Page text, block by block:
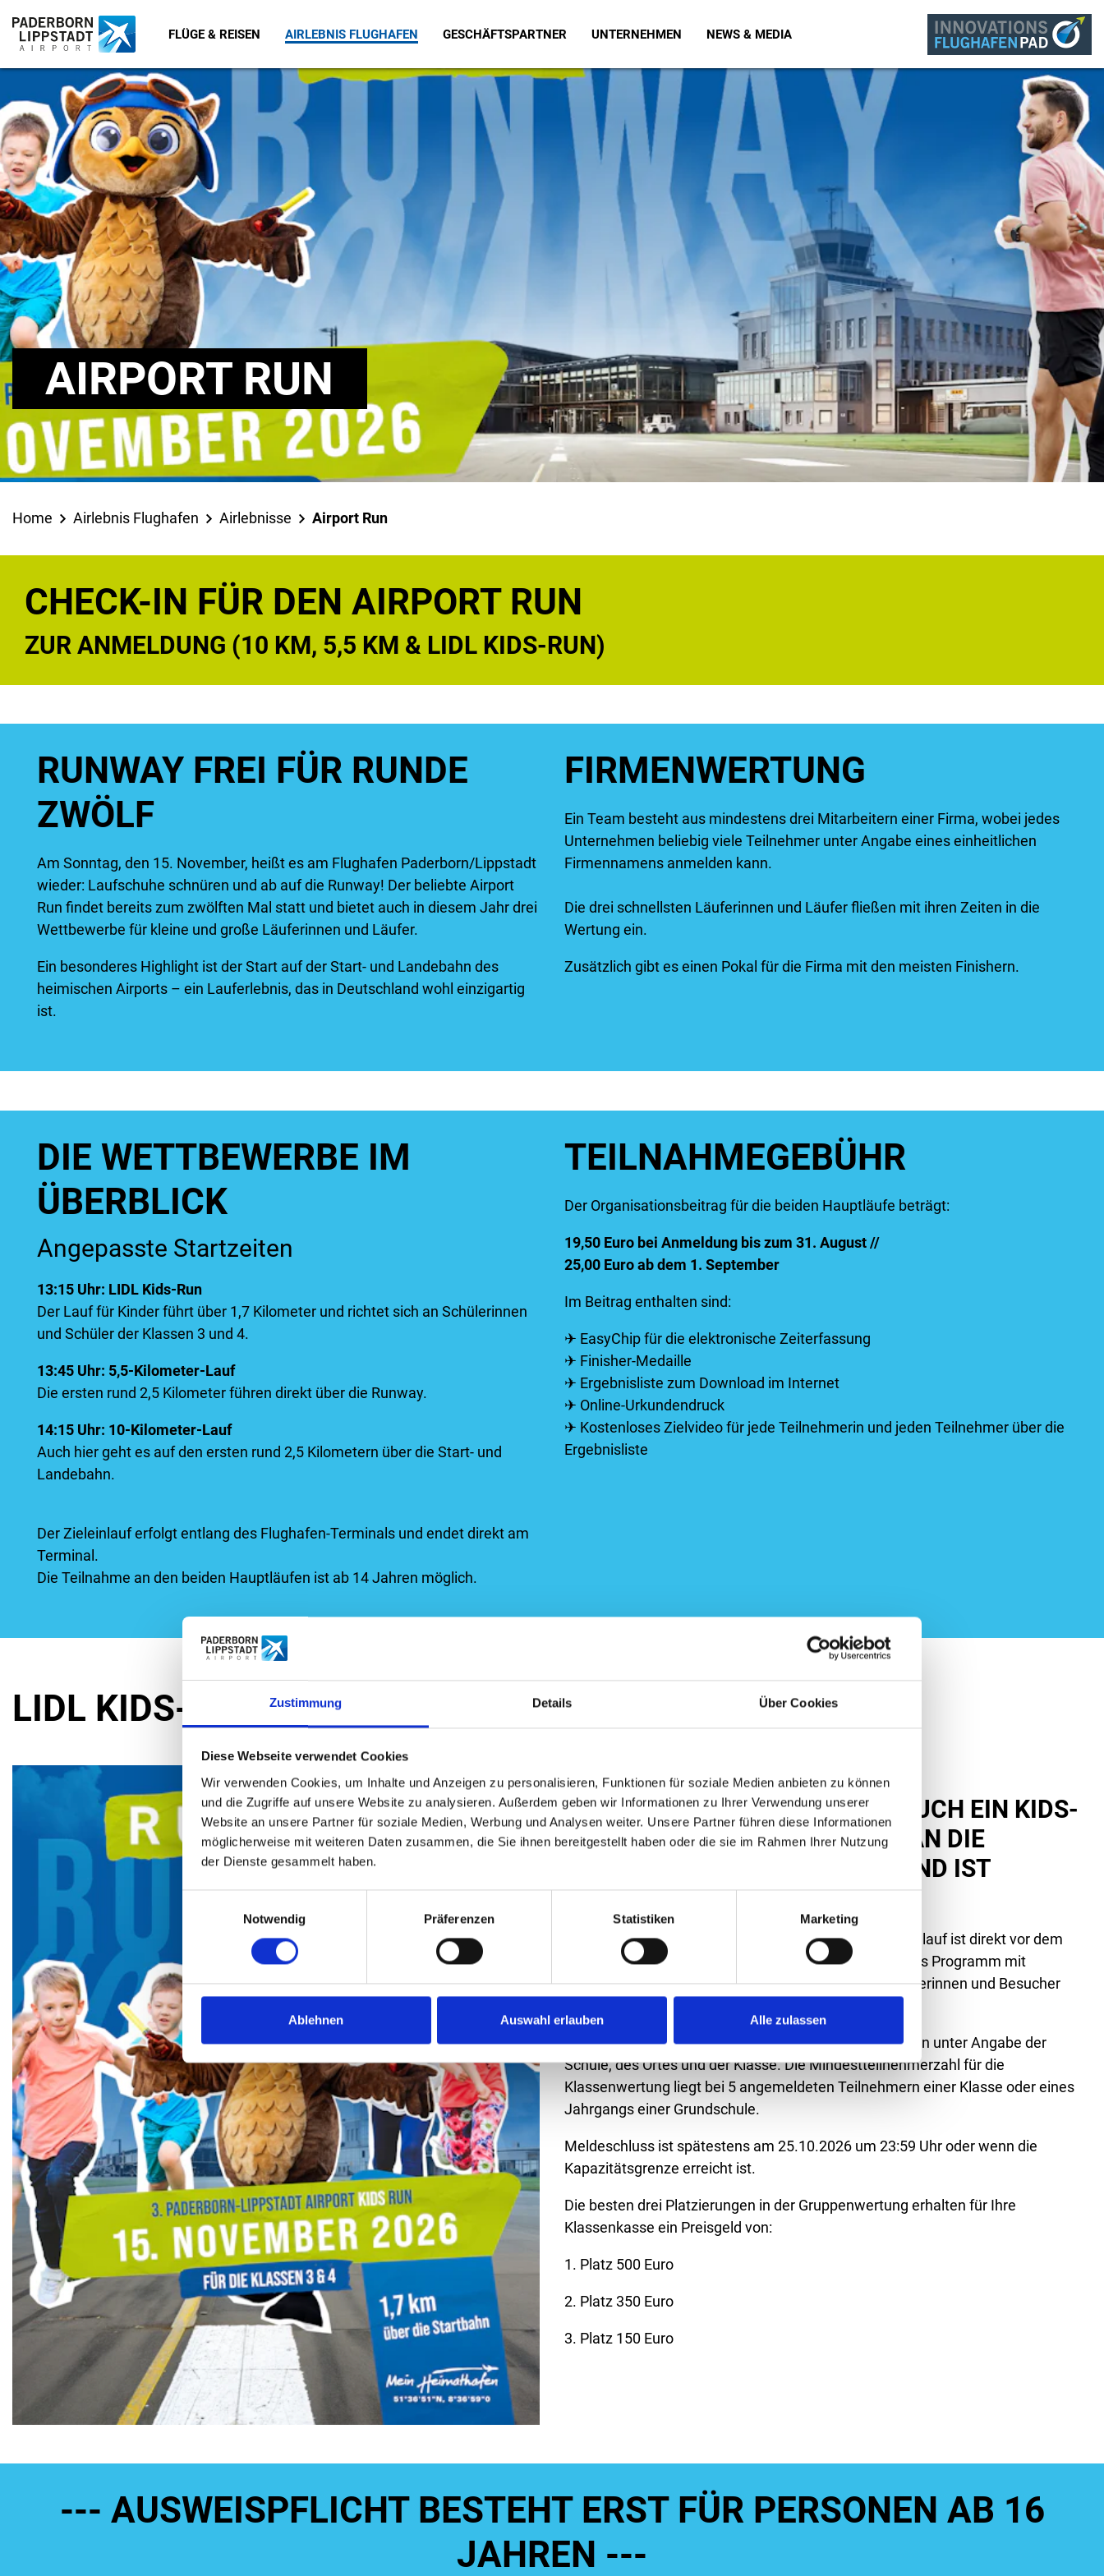
Zustimmung Details Über Cookies
Diese Webseite verwendet Cookies
Wir verwenden Cookies, um Inhalte und Anzeigen zu personalisieren, Funktionen für soziale Medien anbieten zu können
und die Zugriffe auf unsere Website zu analysieren. Außerdem geben wir Informationen zu Ihrer Verwendung unserer
Website an unsere Partner für soziale Medien, Werbung und Analysen weiter. Unsere Partner führen diese Informationen
möglicherweise mit weiteren Daten zusammen, die Sie ihnen bereitgestellt haben oder die sie im Rahmen Ihrer Nutzung
der Dienste gesammelt haben.
Notwendig
Präferenzen Statistiken Marketing
Ablehnen Auswahl erlauben Alle zulassen
Sprache
Suche
FLÜGE & REISEN
AIRLEBNIS FLUGHAFEN GESCHÄFTSPARTNER UNTERNEHMEN NEWS & MEDIA
AIRPORT RUN
Home Airlebnis Flughafen Airlebnisse Airport Run
CHECK-IN FÜR DEN AIRPORT RUN
ZUR ANMELDUNG (10 KM, 5,5 KM & LIDL KIDS-RUN)
RUNWAY FREI FÜR RUNDE
ZWÖLF
Am Sonntag, den 15. November, heißt es am Flughafen Paderborn/Lippstadt
wieder: Laufschuhe schnüren und ab auf die Runway! Der beliebte Airport
Run findet bereits zum zwölften Mal statt und bietet auch in diesem Jahr drei
Wettbewerbe für kleine und große Läuferinnen und Läufer.
Ein besonderes Highlight ist der Start auf der Start- und Landebahn des
heimischen Airports – ein Lauferlebnis, das in Deutschland wohl einzigartig
ist.
FIRMENWERTUNG
Ein Team besteht aus mindestens drei Mitarbeitern einer Firma, wobei jedes
Unternehmen beliebig viele Teilnehmer unter Angabe eines einheitlichen
Firmennamens anmelden kann.
Die drei schnellsten Läuferinnen und Läufer fließen mit ihren Zeiten in die
Wertung ein.
Zusätzlich gibt es einen Pokal für die Firma mit den meisten Finishern.
DIE WETTBEWERBE IM
ÜBERBLICK
Angepasste Startzeiten
13:15 Uhr: LIDL Kids-Run
Der Lauf für Kinder führt über 1,7 Kilometer und richtet sich an Schülerinnen
und Schüler der Klassen 3 und 4.
13:45 Uhr: 5,5-Kilometer-Lauf
Die ersten rund 2,5 Kilometer führen direkt über die Runway.
14:15 Uhr: 10-Kilometer-Lauf
Auch hier geht es auf den ersten rund 2,5 Kilometern über die Start- und
Landebahn.
Der Zieleinlauf erfolgt entlang des Flughafen-Terminals und endet direkt am
Terminal.
Die Teilnahme an den beiden Hauptläufen ist ab 14 Jahren möglich.
TEILNAHMEGEBÜHR
Der Organisationsbeitrag für die beiden Hauptläufe beträgt:
19,50 Euro bei Anmeldung bis zum 31. August //
25,00 Euro ab dem 1. September
Im Beitrag enthalten sind:
✈ EasyChip für die elektronische Zeiterfassung
✈ Finisher-Medaille
✈ Ergebnisliste zum Download im Internet
✈ Online-Urkundendruck
✈ Kostenloses Zielvideo für jede Teilnehmerin und jeden Teilnehmer über die
Ergebnisliste
LIDL KIDS-RUN 2026
BEREITS ZUM 4. MAL FINDET AUCH EIN KIDS-
RUN STATT. ER RICHTET SICH AN DIE
GRUNDSCHULKLASSEN 3 & 4 UND IST
KOSTENLOS
Los geht´s am 15. November um 12.00 Uhr.Der Zieleinlauf ist direkt vor dem
Haupteingang am Terminal, wo ein familienfreundliches Programm mit
Hüpfburgen und weiteren Attraktionen auf alle Besucherinnen und Besucher
Die Anmeldung erfolgt über den Erziehungsberechtigten unter Angabe der
Schule, des Ortes und der Klasse. Die Mindestteilnehmerzahl für die
Klassenwertung liegt bei 5 angemeldeten Teilnehmern einer Klasse oder eines
Jahrgangs einer Grundschule.
Meldeschluss ist spätestens am 25.10.2026 um 23:59 Uhr oder wenn die
Kapazitätsgrenze erreicht ist.
Die besten drei Platzierungen in der Gruppenwertung erhalten für Ihre
Klassenkasse ein Preisgeld von:
1. Platz 500 Euro
2. Platz 350 Euro
3. Platz 150 Euro
--- AUSWEISPFLICHT BESTEHT ERST FÜR PERSONEN AB 16
JAHREN ---